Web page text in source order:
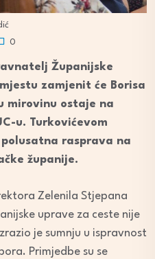
0
Županijske
zamjenit će Borisa
mirovinu ostaje na
u. Turkovićevom
rasprava na
županije.
Zelenila Stjepana
uprave za ceste nije
je sumnju u ispravnost
Primjedbe su se